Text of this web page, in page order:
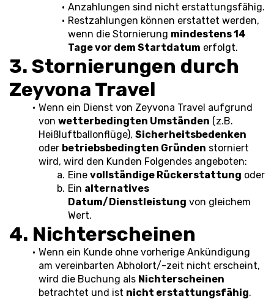
Anzahlungen sind nicht erstattungsfähig.
Restzahlungen können erstattet werden,
wenn die Stornierung mindestens 14
Tage vor dem Startdatum erfolgt.
3. Stornierungen durch
Zeyvona Travel
Wenn ein Dienst von Zeyvona Travel aufgrund
von wetterbedingten Umständen (z.B.
Heißluftballonflüge), Sicherheitsbedenken
oder betriebsbedingten Gründen storniert
wird, wird den Kunden Folgendes angeboten:
Eine vollständige Rückerstattung oder
Ein alternatives
Datum/Dienstleistung von gleichem
Wert.
4. Nichterscheinen
Wenn ein Kunde ohne vorherige Ankündigung
am vereinbarten Abholort/-zeit nicht erscheint,
wird die Buchung als Nichterscheinen
betrachtet und ist nicht erstattungsfähig.